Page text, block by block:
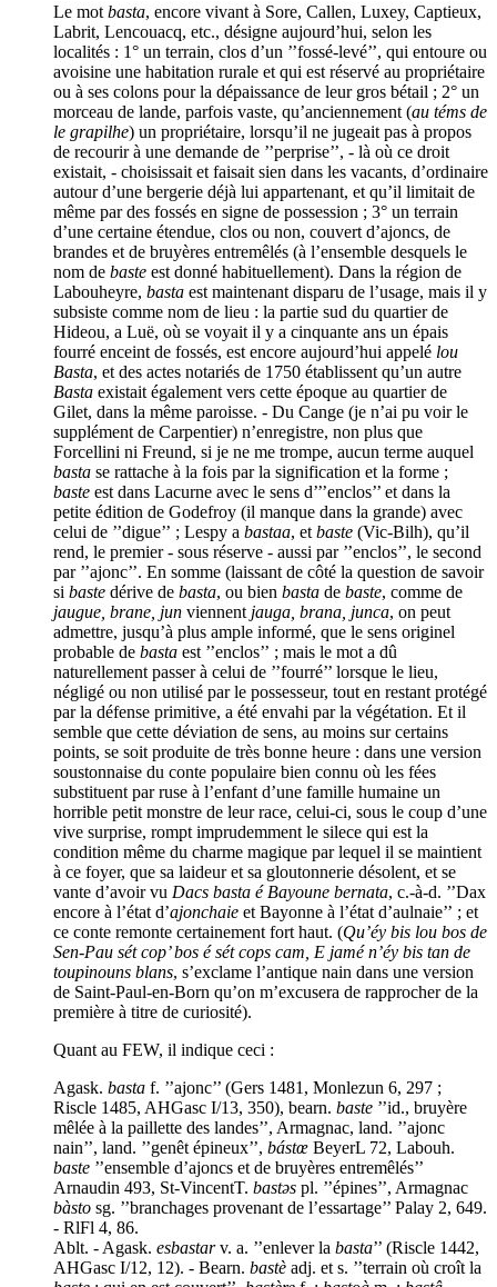
Le mot basta, encore vivant à Sore, Callen, Luxey, Captieux,
Labrit, Lencouacq, etc., désigne aujourd’hui, selon les
localités : 1° un terrain, clos d’un ’’fossé-levé’’, qui entoure ou
avoisine une habitation rurale et qui est réservé au propriétaire
ou à ses colons pour la dépaissance de leur gros bétail ; 2° un
morceau de lande, parfois vaste, qu’anciennement (au téms de
le grapilhe) un propriétaire, lorsqu’il ne jugeait pas à propos
de recourir à une demande de ’’perprise’’, - là où ce droit
existait, - choisissait et faisait sien dans les vacants, d’ordinaire
autour d’une bergerie déjà lui appartenant, et qu’il limitait de
même par des fossés en signe de possession ; 3° un terrain
d’une certaine étendue, clos ou non, couvert d’ajoncs, de
brandes et de bruyères entremêlés (à l’ensemble desquels le
nom de baste est donné habituellement). Dans la région de
Labouheyre, basta est maintenant disparu de l’usage, mais il y
subsiste comme nom de lieu : la partie sud du quartier de
Hideou, a Luë, où se voyait il y a cinquante ans un épais
fourré enceint de fossés, est encore aujourd’hui appelé lou
Basta, et des actes notariés de 1750 établissent qu’un autre
Basta existait également vers cette époque au quartier de
Gilet, dans la même paroisse. - Du Cange (je n’ai pu voir le
supplément de Carpentier) n’enregistre, non plus que
Forcellini ni Freund, si je ne me trompe, aucun terme auquel
basta se rattache à la fois par la signification et la forme ;
baste est dans Lacurne avec le sens d’’’enclos’’ et dans la
petite édition de Godefroy (il manque dans la grande) avec
celui de ’’digue’’ ; Lespy a bastaa, et baste (Vic-Bilh), qu’il
rend, le premier - sous réserve - aussi par ’’enclos’’, le second
par ’’ajonc’’. En somme (laissant de côté la question de savoir
si baste dérive de basta, ou bien basta de baste, comme de
jaugue, brane, jun viennent jauga, brana, junca, on peut
admettre, jusqu’à plus ample informé, que le sens originel
probable de basta est ’’enclos’’ ; mais le mot a dû
naturellement passer à celui de ’’fourré’’ lorsque le lieu,
négligé ou non utilisé par le possesseur, tout en restant protégé
par la défense primitive, a été envahi par la végétation. Et il
semble que cette déviation de sens, au moins sur certains
points, se soit produite de très bonne heure : dans une version
soustonnaise du conte populaire bien connu où les fées
substituent par ruse à l’enfant d’une famille humaine un
horrible petit monstre de leur race, celui-ci, sous le coup d’une
vive surprise, rompt imprudemment le silece qui est la
condition même du charme magique par lequel il se maintient
à ce foyer, que sa laideur et sa gloutonnerie désolent, et se
vante d’avoir vu Dacs basta é Bayoune bernata, c.-à-d. ’’Dax
encore à l’état d’ajonchaie et Bayonne à l’état d’aulnaie’’ ; et
ce conte remonte certainement fort haut. (Qu’éy bis lou bos de
Sen-Pau sét cop’ bos é sét cops cam, E jamé n’éy bis tan de
toupinouns blans, s’exclame l’antique nain dans une version
de Saint-Paul-en-Born qu’on m’excusera de rapprocher de la
première à titre de curiosité).
Quant au FEW, il indique ceci :
Agask. basta f. ’’ajonc’’ (Gers 1481, Monlezun 6, 297 ;
Riscle 1485, AHGasc I/13, 350), bearn. baste ’’id., bruyère
mêlée à la paillette des landes’’, Armagnac, land. ’’ajonc
nain’’, land. ’’genêt épineux’’, bástœ BeyerL 72, Labouh.
baste ’’ensemble d’ajoncs et de bruyères entremêlés’’
Arnaudin 493, St-VincentT. bastəs pl. ’’épines’’, Armagnac
bàsto sg. ’’branchages provenant de l’essartage’’ Palay 2, 649.
- RlFl 4, 86.
Ablt. - Agask. esbastarv. a. ’’enlever la basta’’ (Riscle 1442,
AHGasc I/12, 12). - Bearn. bastè adj. et s. ’’terrain où croît la